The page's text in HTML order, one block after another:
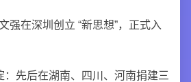
强在深圳创立 “新思想”，正式入
：先后在湖南、四川、河南捐建三